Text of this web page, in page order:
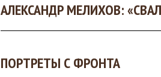
АЛЕКСАНДР МЕЛИХОВ:
ПОРТРЕТЫ С ФРОНТА